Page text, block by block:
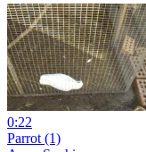
0:22
Parrot (1)